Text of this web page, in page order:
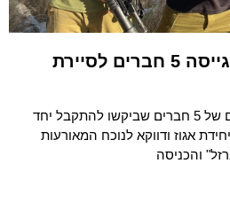
לסיירת
במאמר זה תקראו את סיפורים של 5 חברים שביקשו להתקבל יחד
אגוז ודווקא לנוכח המאורעות
והכניסה